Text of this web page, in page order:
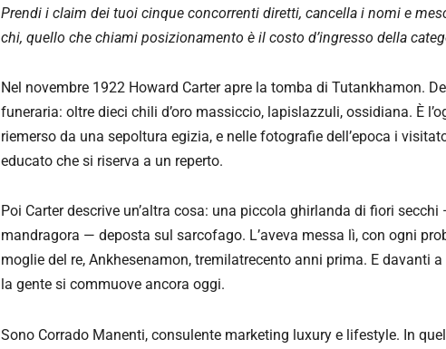
Prendi i claim dei tuoi cinque concorrenti diretti, cancella i nomi e
chi, quello che chiami posizionamento è il costo d’ingresso della
Nel novembre 1922 Howard Carter apre la tomba di Tutankhamon.
funeraria: oltre dieci chili d’oro massiccio, lapislazzuli, ossidiana. È
riemerso da una sepoltura egizia, e nelle fotografie dell’epoca i
educato che si riserva a un reperto.
Poi Carter descrive un’altra cosa: una piccola ghirlanda di fiori
mandragora — deposta sul sarcofago. L’aveva messa lì, con ogni
moglie del re, Ankhesenamon, tremilatrecento anni prima. E davanti
la gente si commuove ancora oggi.
Sono Corrado Manenti, consulente marketing luxury e lifestyle. In